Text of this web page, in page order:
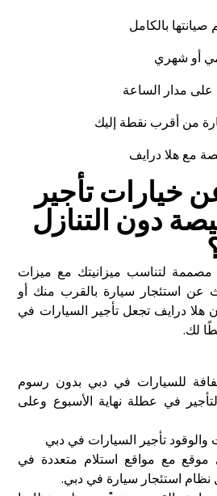
بالكامل
أو شهري
مدار الساعة
من أقرب نقطة إليك
مع هلا درايف
خيارات تأجير
دون التنازل
مصممة لتناسب ميزانيتك مع ميزات
عن استئجار سيارة بالقرب منك أو
درايف تجعل تأجير السيارات في
لك.
للسيارات في دبي بدون رسوم
في عطلة نهاية الأسبوع وعلى
تأجير السيارات في دبي
موقع مع مواقع استلام متعددة في
نظام استئجار سيارة في دبي.